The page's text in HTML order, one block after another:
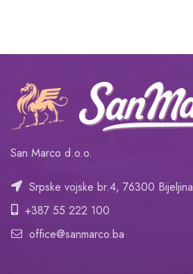
San Marco d.o.o.
Srpske vojske br.4, 76300 Bijeljina
+387 55 222 100
office@sanmarco.ba